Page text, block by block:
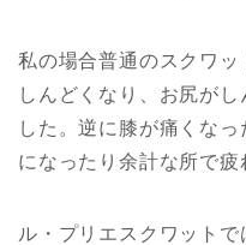
私の場合普通のスクワ
しんどくなり、お尻が
した。逆に膝が痛くな
になったり余計な所で疲
ル・プリエスクワット